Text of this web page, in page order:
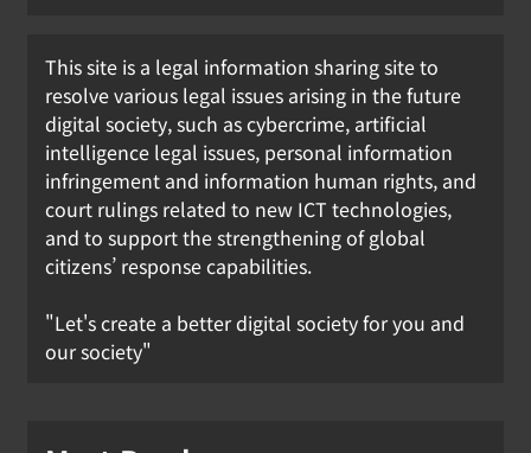
This site is a legal information sharing site to
resolve various legal issues arising in the future
digital society, such as cybercrime, artificial
intelligence legal issues, personal information
infringement and information human rights, and
court rulings related to new ICT technologies,
and to support the strengthening of global
citizens’ response capabilities.
"Let's create a better digital society for you and
our society"